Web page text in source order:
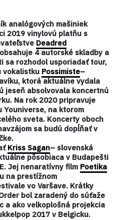
analógových mašiniek
2019 vinylovú platňu s
Deadred
obsahuje 4 autorské skladby a
sa rozhodol usporiadať tour,
vokalistku Possimiste–
ktorá aktuálne vydala
jeseň absolvovala koncertnú
Na rok 2020 pripravuje
Youniverse, na ktorom
sveta. Koncerty oboch
sa budú dopĺňať v
Kriss Sagan– slovenská
pôsobiaca v Budapešti
Jej nenaratívny film Poetika
na prestížnom
vo Varšave. Krátky
bol zaradený do súťaže
a ako velkoplošná projekcia
2017 v Belgicku.